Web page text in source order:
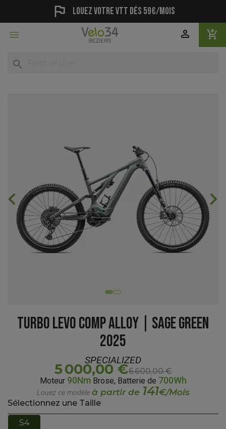
flag Louez votre vtt dés 59€/mois
 add_shopping_cart
person
search
chevron_backward chevron_forward
TURBO LEVO COMP ALLOY | SAGE GREEN
2025
SPECIALIZED
5 000,00 €6 600,00 €
Moteur 90Nm Brose, Batterie de 700Wh
Louez ce modèle à partir de 141€/Mois
Sélectionnez une Taille
S4